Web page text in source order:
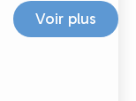
Voir plus